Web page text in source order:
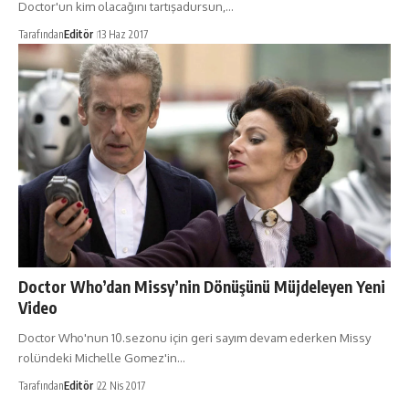
Doctor'un kim olacağını tartışadursun,…
TarafındanEditör 13 Haz 2017
Doctor Who’dan Missy’nin Dönüşünü Müjdeleyen Yeni
Video
Doctor Who'nun 10.sezonu için geri sayım devam ederken Missy
rolündeki Michelle Gomez'in…
TarafındanEditör 22 Nis 2017